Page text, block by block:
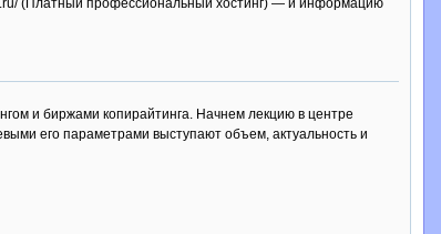
и биржами копирайтинга. Начнем лекцию в центре
его параметрами выступают объем, актуальность и